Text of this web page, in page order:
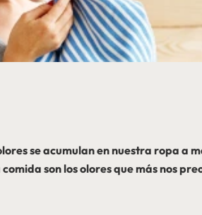
se acumulan en nuestra ropa a
son los olores que más nos